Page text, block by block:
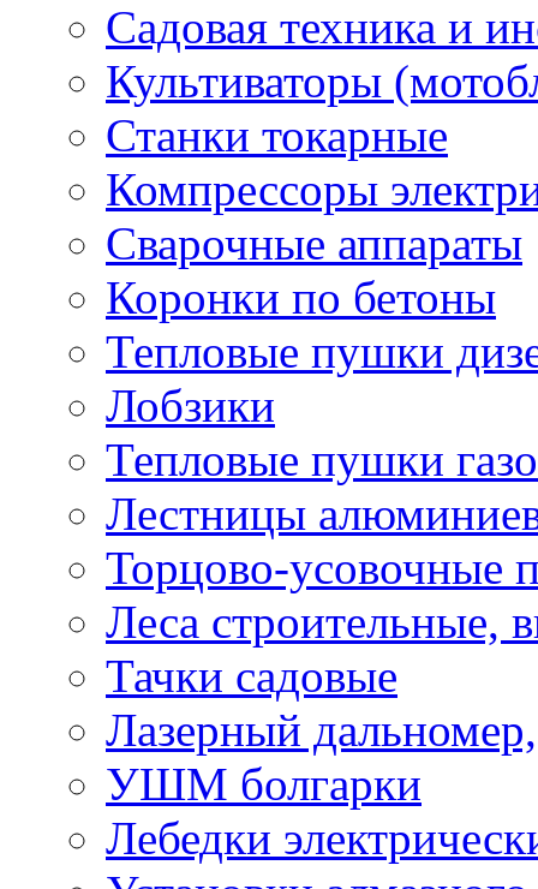
Садовая техника и
Культиваторы
Станки токарные
Компрессоры
Сварочные аппараты
Коронки по бетоны
Тепловые пушки
Лобзики
Тепловые пушки
Лестницы
Торцово-усовочные
Леса строительные,
Тачки садовые
Лазерный дальномер,
УШМ болгарки
Лебедки